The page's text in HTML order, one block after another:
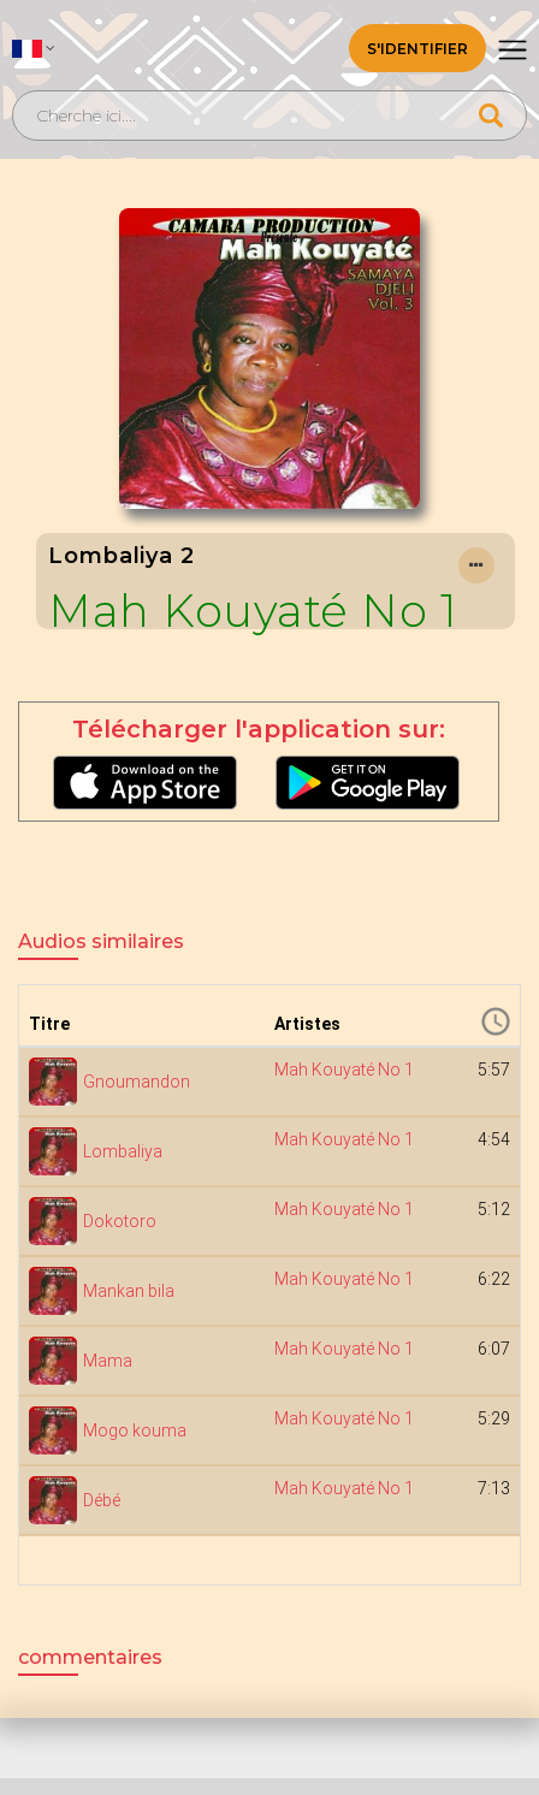
S'IDENTIFIER
Lombaliya 2
Mah Kouyaté No 1
Télécharger l'application sur:
Audios similaires
Titre Artistes
Gnoumandon
Mah Kouyaté No 1 5:57
Lombaliya
Mah Kouyaté No 1 4:54
Dokotoro
Mah Kouyaté No 1 5:12
Mankan bila
Mah Kouyaté No 1 6:22
Mama
Mah Kouyaté No 1 6:07
Mogo kouma
Mah Kouyaté No 1 5:29
Débé
Mah Kouyaté No 1 7:13
commentaires